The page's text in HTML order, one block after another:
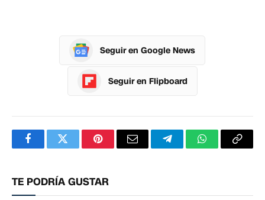
Seguir en Google News
Seguir en Flipboard
FacebookTwitterPinterestCorreoTelegramWhatsApp
TE PODRÍA GUSTAR